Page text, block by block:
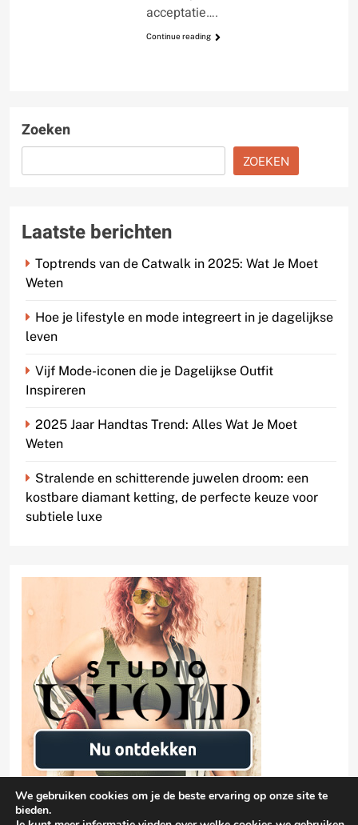
acceptatie….
Continue reading
Zoeken
ZOEKEN
Laatste berichten
Toptrends van de Catwalk in 2025: Wat Je Moet
Weten
Hoe je lifestyle en mode integreert in je dagelijkse
leven
Vijf Mode-iconen die je Dagelijkse Outfit
Inspireren
2025 Jaar Handtas Trend: Alles Wat Je Moet
Weten
Stralende en schitterende juwelen droom: een
kostbare diamant ketting, de perfecte keuze voor
subtiele luxe
We gebruiken cookies om je de beste ervaring op onze site te
bieden.